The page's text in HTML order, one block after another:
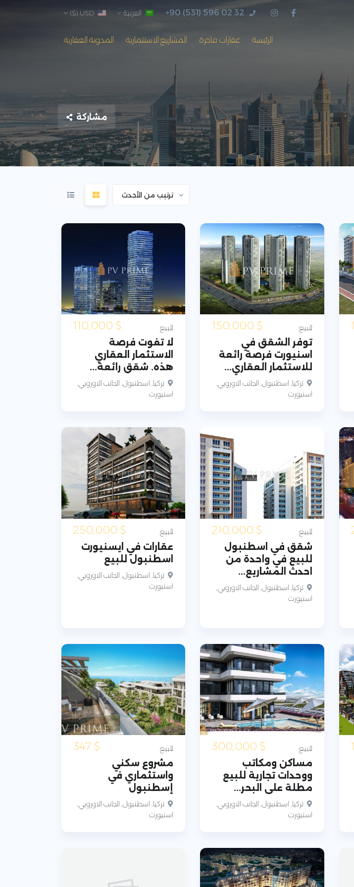
+90 (531) 596 02 32 العربية USD ($)
الرئيسة عقارات فاخرة المشاريع الاستثمارية المدونة العقارية
مشاركة
ترتيب من الأحدث
للبيع $
توفر الشقق في
اسنيورت فرصة رائعة
للاستثمار العقاري...
تركيا, اسطنبول, الجانب الاوروبي,
اسنيورت
للبيع $
لا تفوت فرصة
الاستثمار العقاري
هذه. شقق رائعة...
تركيا, اسطنبول, الجانب الاوروبي,
اسنيورت
للبيع $
شقق في اسطنبول
للبيع في واحدة من
احدث المشاريع...
تركيا, اسطنبول, الجانب الاوروبي,
اسنيورت
للبيع $
عقارات في ايسنيورت
اسطنبول للبيع
تركيا, اسطنبول, الجانب الاوروبي,
اسنيورت
للبيع $
مساكن ومكاتب
ووحدات تجارية للبيع
مطلة على البحر...
تركيا, اسطنبول, الجانب الاوروبي,
اسنيورت
للبيع $
مشروع سكني
واستثماري في
إسطنبول
تركيا, اسطنبول, الجانب الاوروبي,
اسنيورت